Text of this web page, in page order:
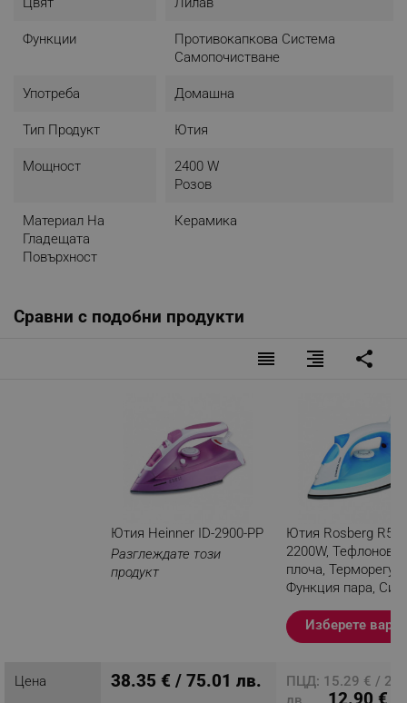
Функции
Противокапкова Система
Самопочистване
Употреба Домашна
Тип Продукт Ютия
Мощност
2400 W
Розов
Материал На
Гладещата
Повърхност
Керамика
Сравни с подобни продукти
reorder format_align_right share
Ютия Heinner ID-2900-PP
Разглеждате този
продукт
Ютия Rosberg
2200W, Тефлонова
плоча,
Функция пара,
Изберете
Цена 38.35 € / 75.01 лв.
ПЦД: 15.29 € /
12.90 € /